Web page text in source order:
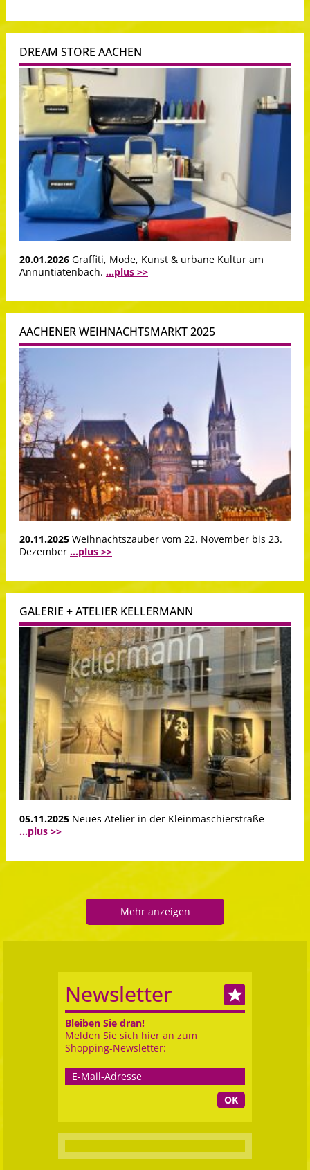
DREAM STORE AACHEN
20.01.2026 Graffiti, Mode, Kunst & urbane Kultur am
Annuntiatenbach. ...plus >>
AACHENER WEIHNACHTSMARKT 2025
20.11.2025 Weihnachtszauber vom 22. November bis 23.
Dezember ...plus >>
GALERIE + ATELIER KELLERMANN
05.11.2025 Neues Atelier in der Kleinmaschierstraße
...plus >>
Mehr anzeigen
Newsletter
Bleiben Sie dran!
Melden Sie sich hier an zum
Shopping-Newsletter:
OK